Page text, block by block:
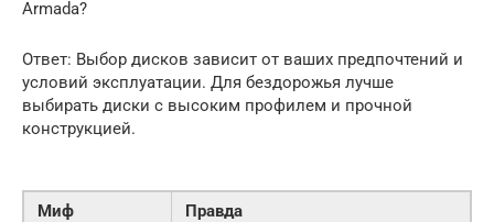
Armada?
Ответ: Выбор дисков зависит от ваших предпочтений и
условий эксплуатации. Для бездорожья лучше
выбирать диски с высоким профилем и прочной
конструкцией.
Миф
Правда